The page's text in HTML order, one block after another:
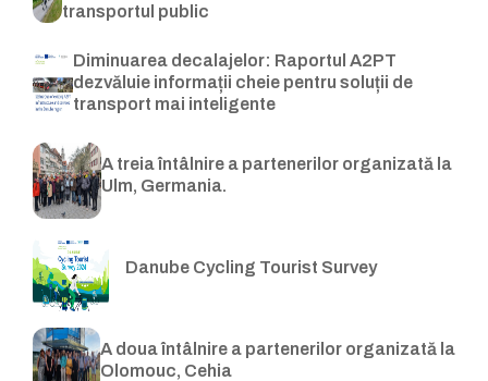
transportul public
Diminuarea decalajelor: Raportul A2PT
dezvăluie informații cheie pentru soluții de
transport mai inteligente
A treia întâlnire a partenerilor organizată la
Ulm, Germania.
Danube Cycling Tourist Survey
A doua întâlnire a partenerilor organizată la
Olomouc, Cehia